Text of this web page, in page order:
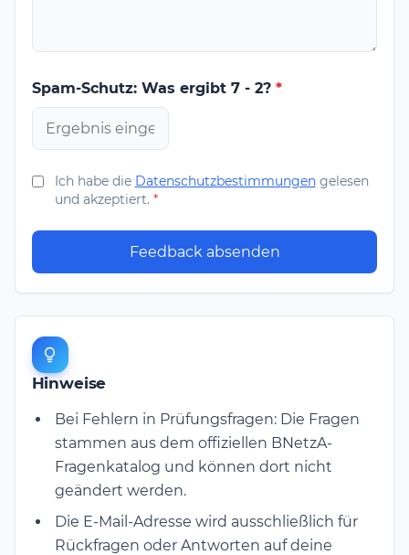
Spam-Schutz: Was ergibt 7 - 2? *
Ich habe die Datenschutzbestimmungengelesen
und akzeptiert. *
Feedback absenden
Hinweise
Bei Fehlern in Prüfungsfragen: Die Fragen
stammen aus dem offiziellen BNetzA-
Fragenkatalog und können dort nicht
geändert werden.
Die E-Mail-Adresse wird ausschließlich für
Rückfragen oder Antworten auf deine